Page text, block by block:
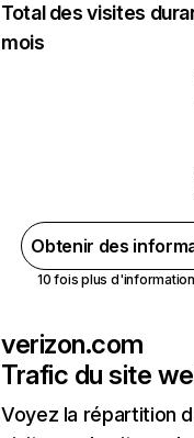
Total des visites
mois
Obtenir des
10 fois plus
verizon.com
Trafic du site
Voyez la répartition